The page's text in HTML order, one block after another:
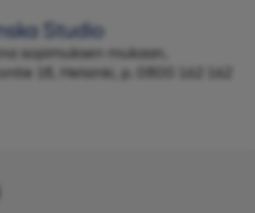
Studio
sopimuksen mukaan,
18, Helsinki, p. 0800 162 162